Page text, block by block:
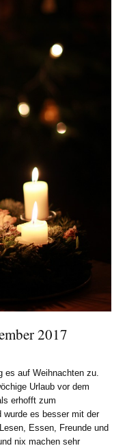
2017
es auf Weihnachten zu.
Urlaub vor dem
erhofft zum
wurde es besser mit der
Essen, Freunde und
nix machen sehr